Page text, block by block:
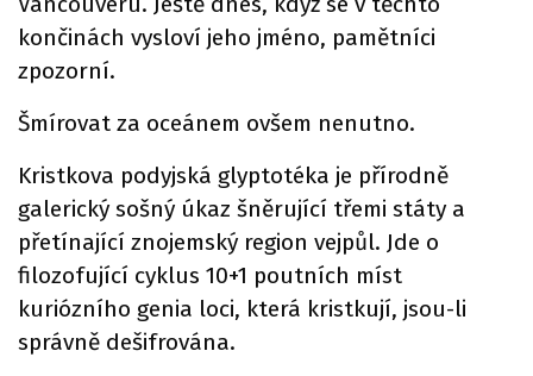
končinách vysloví jeho jméno, pamětníci
zpozorní.
Šmírovat za oceánem ovšem nenutno.
Kristkova podyjská glyptotéka je přírodně
galerický sošný úkaz šněrující třemi státy a
přetínající znojemský region vejpůl. Jde o
filozofující cyklus 10+1 poutních míst
kuriózního genia loci, která kristkují, jsou-li
správně dešifrována.